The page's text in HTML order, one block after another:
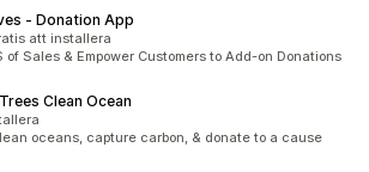
‑ Donation App
totaltatt installera
of Sales & Empower Customers to Add-on Donations
Clean Ocean
oceans, capture carbon, & donate to a cause